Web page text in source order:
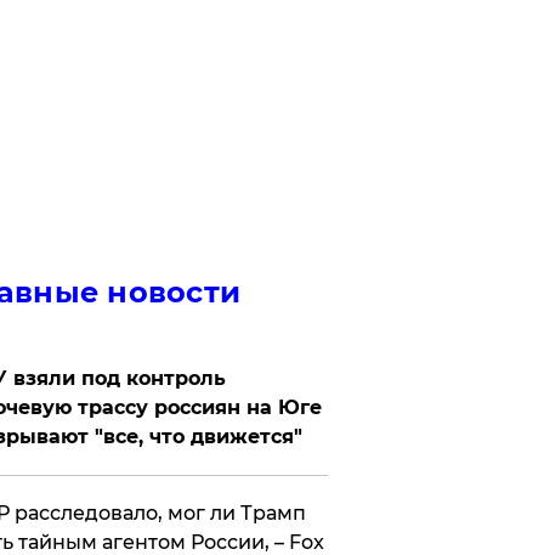
новости
взяли под контроль
трассу россиян на Юге
"все, что движется"
расследовало, мог ли Трамп
тайным агентом России, – Fox